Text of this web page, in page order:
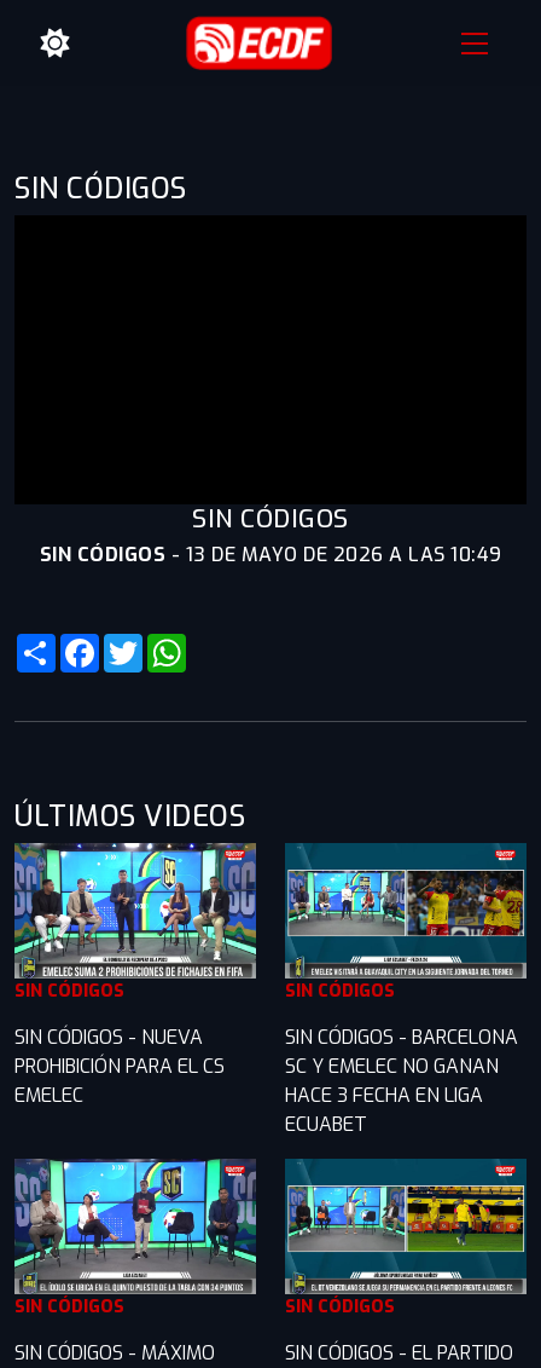
SIN CÓDIGOS
SIN CÓDIGOS
SIN CÓDIGOS - 13 DE MAYO DE 2026 A LAS 10:49
ShareFacebook
Twitter
ÚLTIMOS VIDEOS
SIN CÓDIGOS
SIN CÓDIGOS - NUEVA
PROHIBICIÓN PARA EL CS
EMELEC
SIN CÓDIGOS
SIN CÓDIGOS - BARCELONA
SC Y EMELEC NO GANAN
HACE 3 FECHA EN LIGA
ECUABET
SIN CÓDIGOS
SIN CÓDIGOS - MÁXIMO
SIN CÓDIGOS
SIN CÓDIGOS - EL PARTIDO